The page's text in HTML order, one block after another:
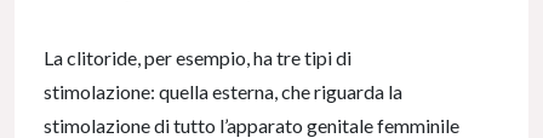
La clitoride, per esempio, ha tre tipi di
stimolazione: quella esterna, che riguarda la
stimolazione di tutto l’apparato genitale femminile